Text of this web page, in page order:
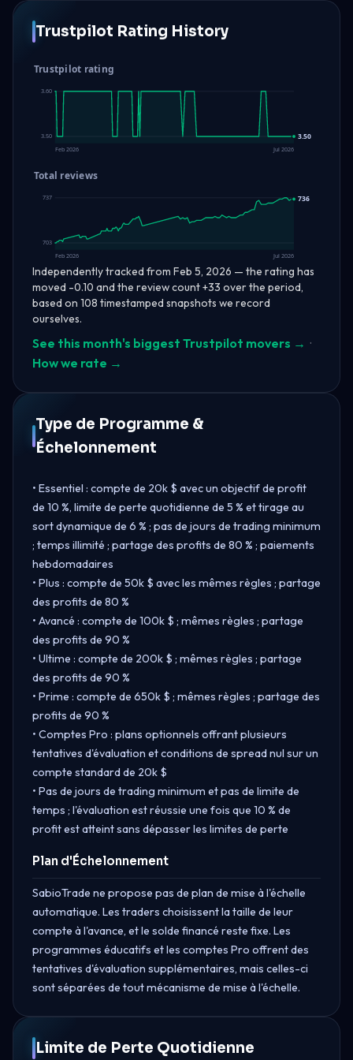
Trustpilot Rating History
Trustpilot rating
3.60
3.50 3.50
Feb 2026 Jul 2026
Total reviews
737
703
736
Feb 2026 Jul 2026
Independently tracked from Feb 5, 2026 — the rating has
moved -0.10 and the review count +33 over the period,
based on 108 timestamped snapshots we record
ourselves.
See this month's biggest Trustpilot movers → ·
How we rate →
Type de Programme &
Échelonnement
• Essentiel : compte de 20k $ avec un objectif de profit
de 10 %, limite de perte quotidienne de 5 % et tirage au
sort dynamique de 6 % ; pas de jours de trading minimum
; temps illimité ; partage des profits de 80 % ; paiements
hebdomadaires
• Plus : compte de 50k $ avec les mêmes règles ; partage
des profits de 80 %
• Avancé : compte de 100k $ ; mêmes règles ; partage
des profits de 90 %
• Ultime : compte de 200k $ ; mêmes règles ; partage
des profits de 90 %
• Prime : compte de 650k $ ; mêmes règles ; partage des
profits de 90 %
• Comptes Pro : plans optionnels offrant plusieurs
tentatives d'évaluation et conditions de spread nul sur un
compte standard de 20k $
• Pas de jours de trading minimum et pas de limite de
temps ; l'évaluation est réussie une fois que 10 % de
profit est atteint sans dépasser les limites de perte
Plan d'Échelonnement
SabioTrade ne propose pas de plan de mise à l'échelle
automatique. Les traders choisissent la taille de leur
compte à l'avance, et le solde financé reste fixe. Les
programmes éducatifs et les comptes Pro offrent des
tentatives d'évaluation supplémentaires, mais celles-ci
sont séparées de tout mécanisme de mise à l'échelle.
Limite de Perte Quotidienne